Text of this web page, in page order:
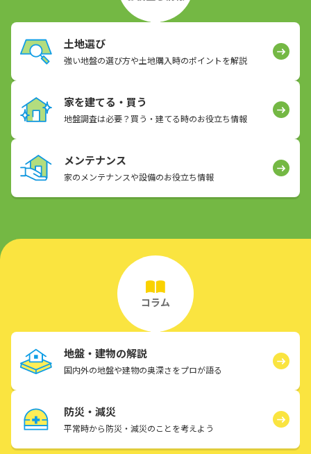
土地選び
強い地盤の選び方や土地購入時のポイントを解説
家を建てる・買う
地盤調査は必要？買う・建てる時のお役立ち情報
メンテナンス
家のメンテナンスや設備のお役立ち情報
コラム
地盤・建物の解説
国内外の地盤や建物の奥深さをプロが語る
防災・減災
平常時から防災・減災のことを考えよう